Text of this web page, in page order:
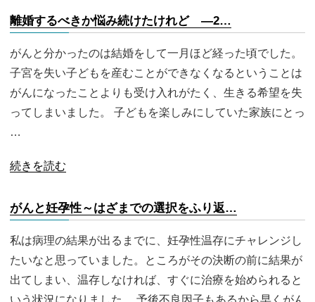
離婚するべきか悩み続けたけれど ―2…
がんと分かったのは結婚をして一月ほど経った頃でした。
子宮を失い子どもを産むことができなくなるということは
がんになったことよりも受け入れがたく、生きる希望を失
ってしまいました。 子どもを楽しみにしていた家族にとっ
…
続きを読む
がんと妊孕性～はざまでの選択をふり返…
私は病理の結果が出るまでに、妊孕性温存にチャレンジし
たいなと思っていました。ところがその決断の前に結果が
出てしまい、温存しなければ、すぐに治療を始められると
いう状況になりました。 予後不良因子もあるから早くがん